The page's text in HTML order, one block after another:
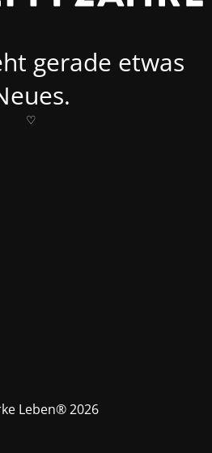
gerade etwas
♡
Leben® 2026